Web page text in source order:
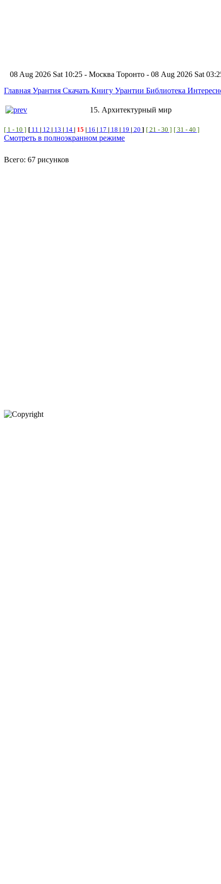
08 Aug 2026 Sat 10:25 - Москва Торонто - 08 Aug 2026 Sat
Главная Урантия Скачать Книгу Урантии Библиотека
15. Архитектурный мир
[ 1 - 10 ] [ 11 | 12 | 13 | 14 | 15 | 16 | 17 | 18 | 19 | 20 ] [ 21 - 30 ] [ 31 - 40 ]
Смотреть в полноэкранном режиме
Всего: 67 рисунков